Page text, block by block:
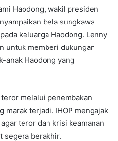
Haodong, wakil presiden
bela sungkawa
keluarga Haodong. Lenny
untuk memberi dukungan
anak Haodong yang
melalui penembakan
marak terjadi. IHOP mengajak
teror dan krisi keamanan
segera berakhir.